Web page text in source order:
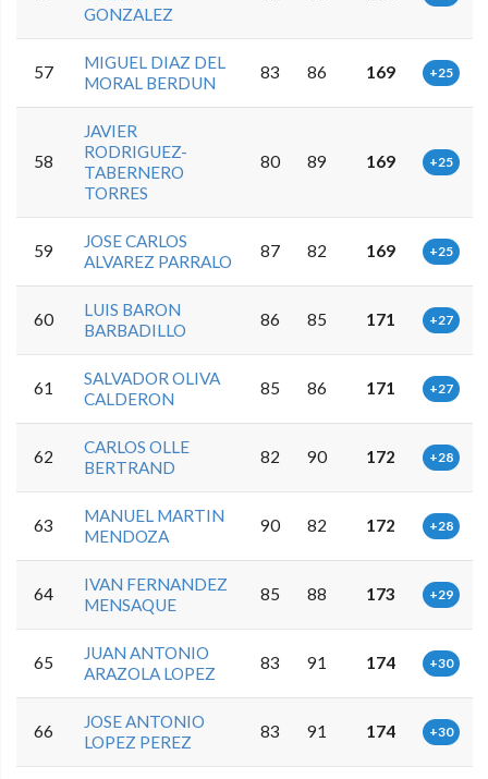
GONZALEZ
57
MIGUEL DIAZ DEL
MORAL BERDUN
83 86 169 +25
58
JAVIER
RODRIGUEZ-
TABERNERO
TORRES
80 89 169 +25
59
JOSE CARLOS
ALVAREZ PARRALO
87 82 169 +25
60
LUIS BARON
BARBADILLO
86 85 171 +27
61
SALVADOR OLIVA
CALDERON
85 86 171 +27
62
CARLOS OLLE
BERTRAND
82 90 172 +28
63
MANUEL MARTIN
MENDOZA
90 82 172 +28
64
IVAN FERNANDEZ
MENSAQUE
85 88 173 +29
65
JUAN ANTONIO
ARAZOLA LOPEZ
83 91 174 +30
66
JOSE ANTONIO
LOPEZ PEREZ
83 91 174 +30